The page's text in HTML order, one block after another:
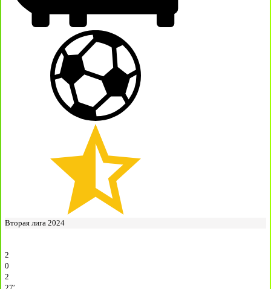
Вторая лига 2024
2
0
2